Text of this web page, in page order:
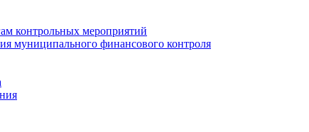
контрольных мероприятий
муниципального финансового контроля